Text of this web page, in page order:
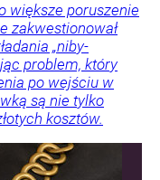
większe poruszenie
zakwestionował
„niby-
problem, który
po wejściu w
są nie tylko
kosztów.